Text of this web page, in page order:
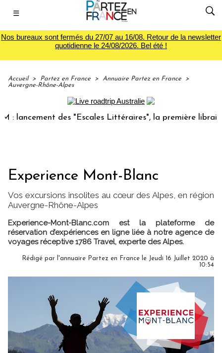
☰
Nos bureaux sont fermés du 27/07 au 16/08. Retour de la newsletter
quotidienne le 24/08/2026. Bel été !
Accueil > Partez en France > Annuaire Partez en France
>
Auvergne-Rhône-Alpes
des "Escales Littéraires", la première librairie du
Experience Mont-Blanc
Vos excursions insolites au cœur des Alpes, en région
Auvergne-Rhône-Alpes
Experience-Mont-Blanc.com est la plateforme de
réservation d’expériences en ligne liée à notre agence de
voyages réceptive 1786 Travel, experte des Alpes.
Rédigé par l'annuaire Partez en France le Jeudi 16 Juillet 2020 à
10:54